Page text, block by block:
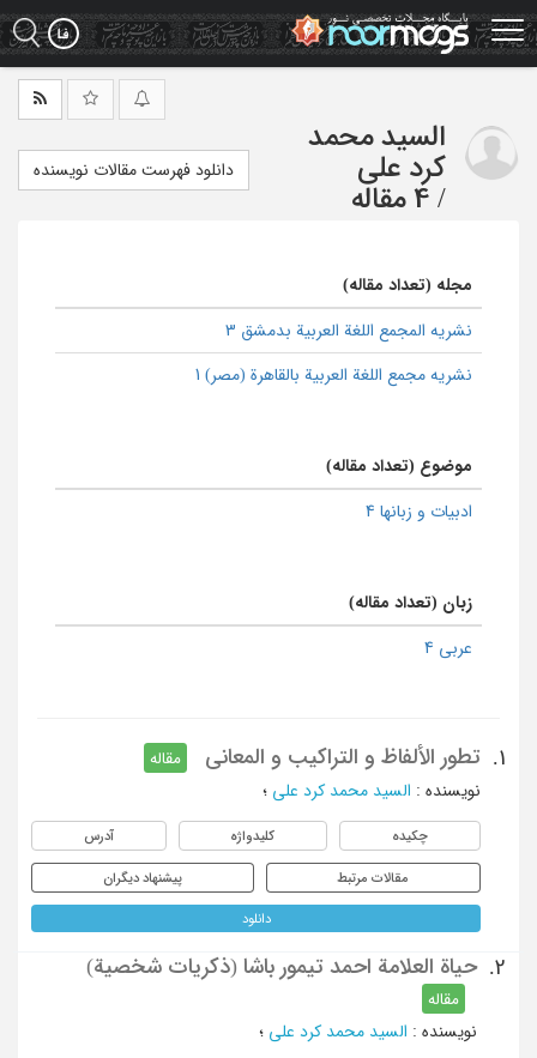
Skip
to
main
السید محمد
کرد علی
/ 4 مقاله
دانلود فهرست مقالات نویسنده
مجله (تعداد مقاله)
نشریه المجمع اللغة العربیة بدمشق 3
نشریه مجمع اللغة العربیة بالقاهرة (مصر) 1
موضوع (تعداد مقاله)
ادبیات و زبانها 4
زبان (تعداد مقاله)
عربی 4
1. تطور الألفاظ و التراکیب و المعانی
مقاله
نویسنده : السید محمد کرد علی ؛
چکیده کلیدواژه آدرس
مقالات مرتبط پیشنهاد دیگران
دانلود
2. حیاة العلامة احمد تیمور باشا (ذکریات شخصیة)
مقاله
نویسنده : السید محمد کرد علی ؛